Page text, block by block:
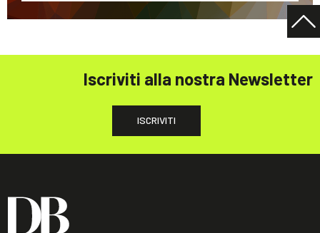
Iscriviti alla nostra Newsletter
ISCRIVITI